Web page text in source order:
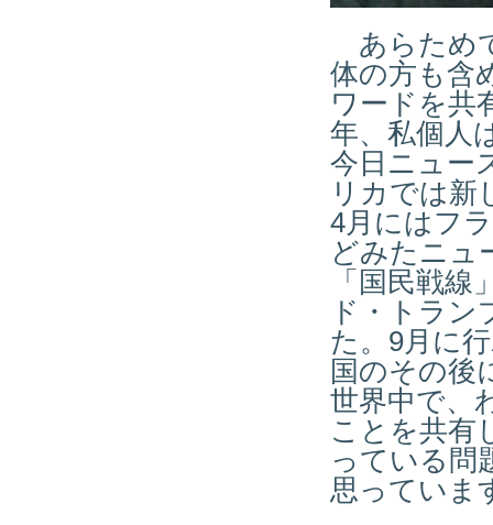
あらため
体の方も含
ワードを共
年、私個人
今日ニュー
リカでは新
4月にはフ
どみたニュ
「国民戦
ド・トラ
た。9月に
国のその後
世界中で、
ことを共有
っている問
思っていま